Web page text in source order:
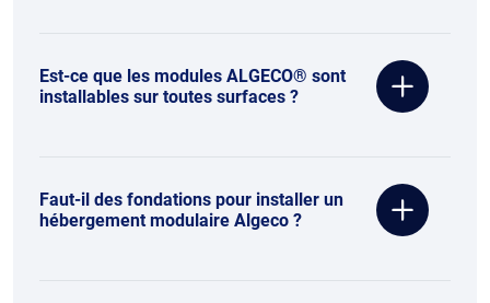
Est-ce que les modules ALGECO® sont
installables sur toutes surfaces ?
Faut-il des fondations pour installer un
hébergement modulaire Algeco ?